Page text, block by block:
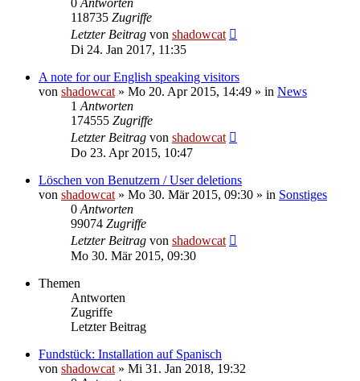
118735 Zugriffe
Letzter Beitrag von shadowcat
Di 24. Jan 2017, 11:35
A note for our English speaking visitors
von shadowcat » Mo 20. Apr 2015, 14:49 » in News
1 Antworten
174555 Zugriffe
Letzter Beitrag von shadowcat
Do 23. Apr 2015, 10:47
Löschen von Benutzern / User deletions
von shadowcat » Mo 30. Mär 2015, 09:30 » in Sonstiges
0 Antworten
99074 Zugriffe
Letzter Beitrag von shadowcat
Mo 30. Mär 2015, 09:30
Themen
Antworten
Zugriffe
Letzter Beitrag
Fundstück: Installation auf Spanisch
von shadowcat » Mi 31. Jan 2018, 19:32